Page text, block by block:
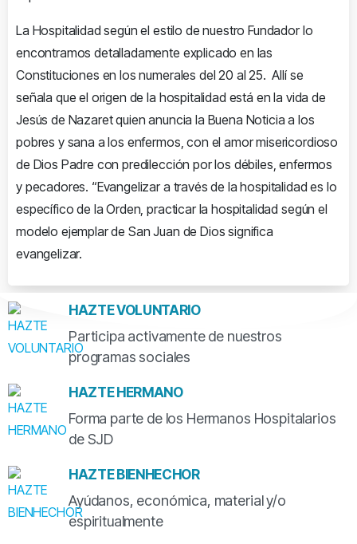
La Hospitalidad según el estilo de nuestro Fundador lo
encontramos detalladamente explicado en las
Constituciones en los numerales del 20 al 25. Allí se
señala que el origen de la hospitalidad está en la vida de
Jesús de Nazaret quien anuncia la Buena Noticia a los
pobres y sana a los enfermos, con el amor misericordioso
de Dios Padre con predilección por los débiles, enfermos
y pecadores. “Evangelizar a través de la hospitalidad es lo
específico de la Orden, practicar la hospitalidad según el
modelo ejemplar de San Juan de Dios significa
evangelizar.
HAZTE VOLUNTARIO
Participa activamente de nuestros
programas sociales
HAZTE HERMANO
Forma parte de los Hermanos Hospitalarios
de SJD
HAZTE BIENHECHOR
Ayúdanos, económica, material y/o
espiritualmente